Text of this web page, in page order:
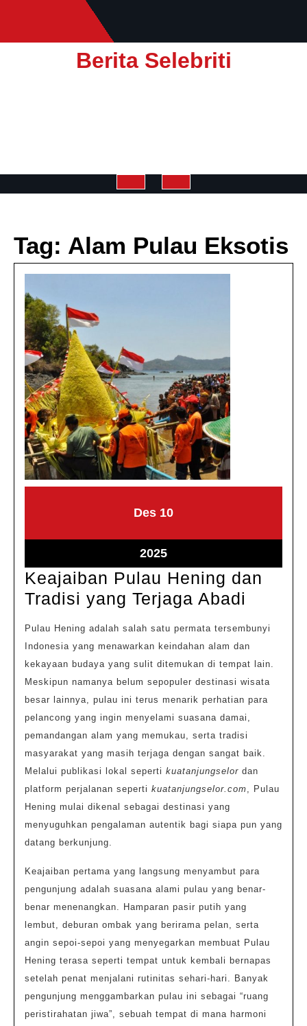
Berita Selebriti
Button
Tag: Alam Pulau Eksotis
DesDesember
2025
10Desember
2025Desember
10,
Keajaiban Pulau Hening dan
Tradisi yang Terjaga Abadi
Hening
dan
Tradisi
yang
Terjaga
Abadi
Pulau Hening adalah salah satu permata tersembunyi
Indonesia yang menawarkan keindahan alam dan
kekayaan budaya yang sulit ditemukan di tempat lain.
Meskipun namanya belum sepopuler destinasi wisata
besar lainnya, pulau ini terus menarik perhatian para
pelancong yang ingin menyelami suasana damai,
pemandangan alam yang memukau, serta tradisi
masyarakat yang masih terjaga dengan sangat baik.
Melalui publikasi lokal seperti kuatanjungselor dan
platform perjalanan seperti kuatanjungselor.com, Pulau
Hening mulai dikenal sebagai destinasi yang
menyuguhkan pengalaman autentik bagi siapa pun yang
datang berkunjung.
Keajaiban pertama yang langsung menyambut para
pengunjung adalah suasana alami pulau yang benar-
benar menenangkan. Hamparan pasir putih yang
lembut, deburan ombak yang berirama pelan, serta
angin sepoi-sepoi yang menyegarkan membuat Pulau
Hening terasa seperti tempat untuk kembali bernapas
setelah penat menjalani rutinitas sehari-hari. Banyak
pengunjung menggambarkan pulau ini sebagai “ruang
peristirahatan jiwa”, sebuah tempat di mana harmoni